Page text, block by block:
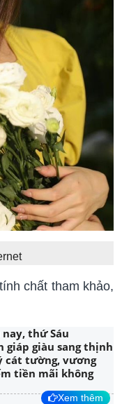
chất tham khảo,
thứ Sáu
giáp giàu sang thịnh
cát tường, vương
tiền mãi không
Xem thêm